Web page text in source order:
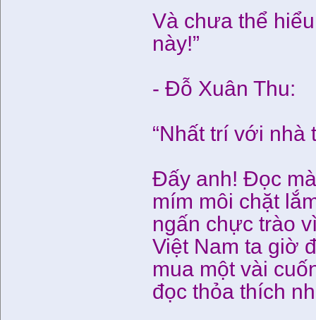
Và chưa thể
này!”
- Đỗ Xuân Thu:
“Nhất trí với nhà
Đấy anh! Đọc
mím môi chặt
ngấn chực trào
Việt Nam ta giờ
mua một vài
đọc thỏa thích